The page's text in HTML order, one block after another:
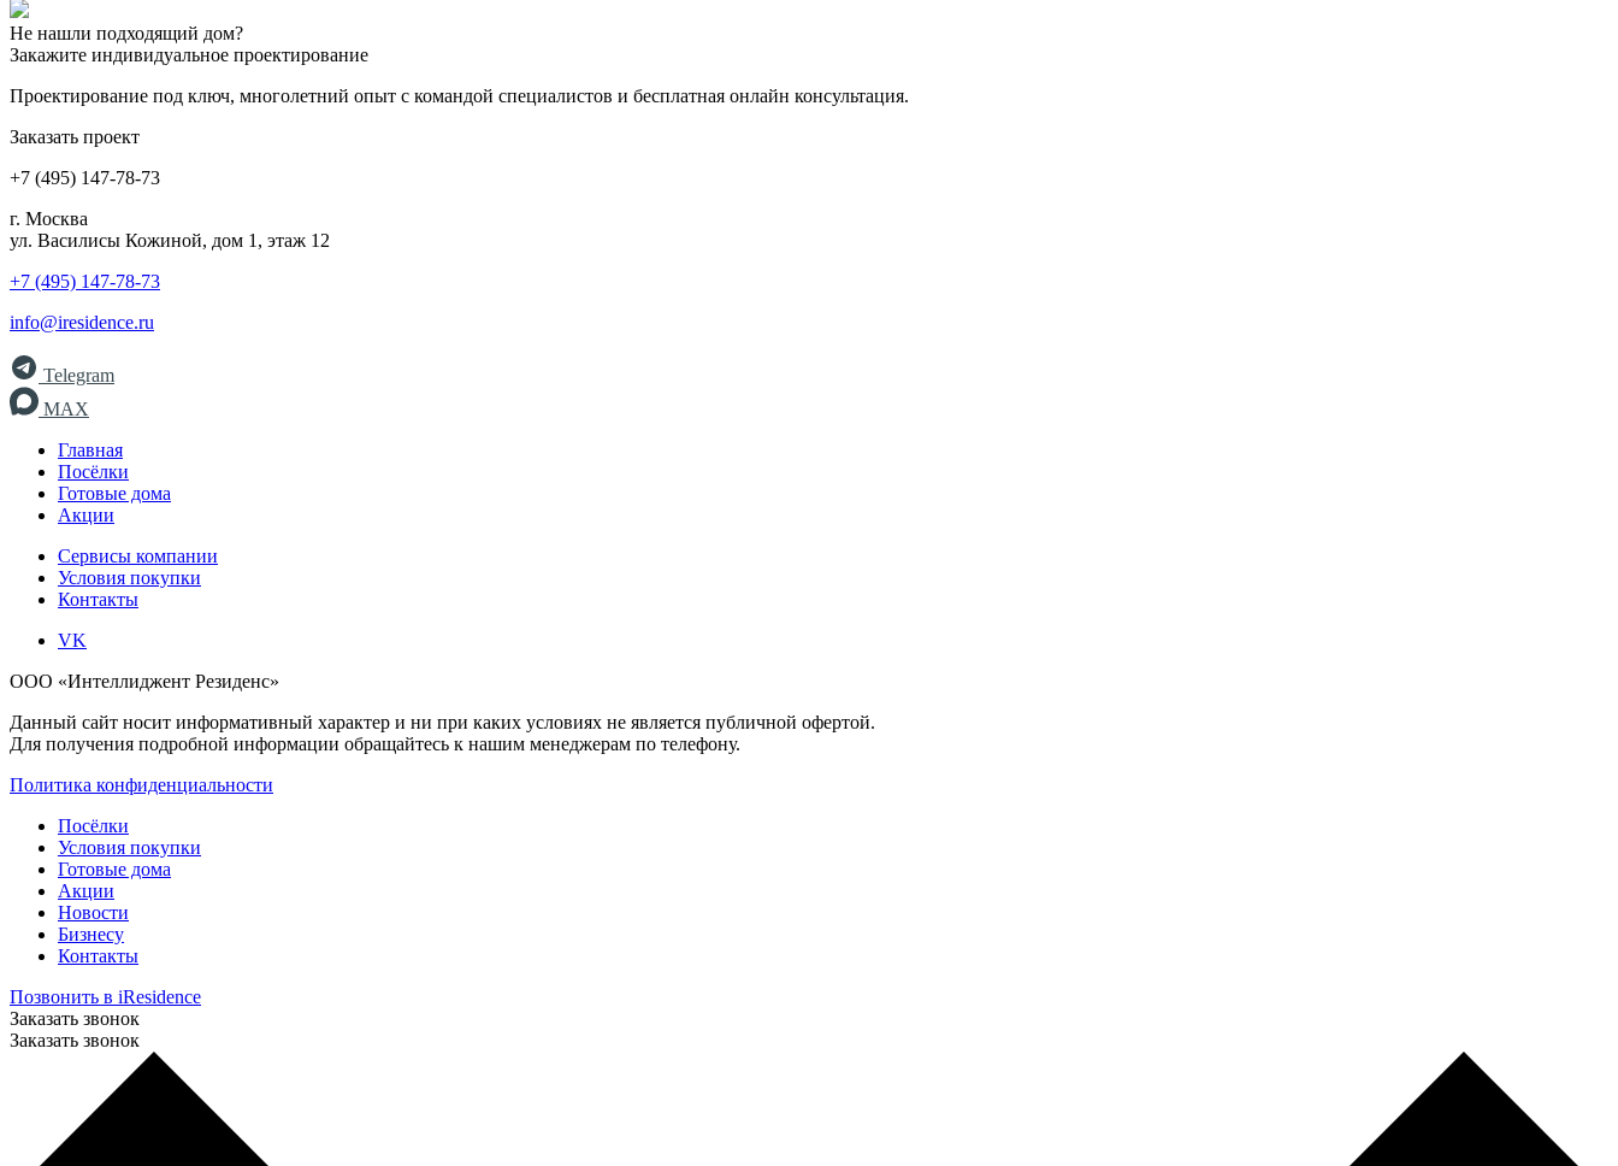
Не нашли подходящий дом?
Закажите индивидуальное проектирование
Проектирование под ключ, многолетний опыт с командой специалистов и бесплатная онлайн консультация.
Заказать проект
+7 (495) 147-78-73
г. Москва
ул. Василисы Кожиной, дом 1, этаж 12
+7 (495) 147-78-73
info@iresidence.ru
Telegram
MAX
Главная
Посёлки
Готовые дома
Акции
Сервисы компании
Условия покупки
Контакты
VK
ООО «Интеллиджент Резиденс»
Данный сайт носит информативный характер и ни при каких условиях не является публичной офертой.
Для получения подробной информации обращайтесь к нашим менеджерам по телефону.
Политика конфиденциальности
Посёлки
Условия покупки
Готовые дома
Акции
Новости
Бизнесу
Контакты
Позвонить в iResidence
Заказать звонок
Заказать звонок